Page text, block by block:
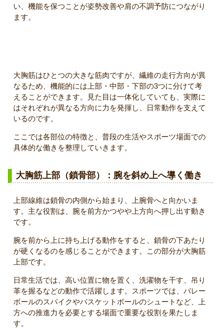
い、機能を保つことが姿勢改善や肩の不調予防につながり
ます。
大胸筋はひとつの大きな筋肉ですが、繊維の走行方向が異
なるため、機能的には上部・中部・下部の3つに分けて考
えることができます。見た目は一体化していても、実際に
はそれぞれが異なる方向に力を発揮し、日常動作を支えて
いるのです。
ここでは各部位の特徴と、普段の生活やスポーツ場面での
具体的な働きを整理していきます。
大胸筋上部（鎖骨部）：腕を斜め上へ導く働き
上部線維は鎖骨の内側から始まり、上腕骨へと向かいま
す。主な役割は、腕を前方かつやや上方向へ押し出す動き
です。
腕を前から上に持ち上げる動作をすると、鎖骨の下あたり
が硬くなるのを感じることができます。この部分が大胸筋
上部です。
日常生活では、高い位置に物を置く、洗濯物を干す、吊り
革を握るなどの動作で活躍します。スポーツでは、バレー
ボールのスパイクやバスケットボールのシュートなど、上
方への推進力を必要とする場面で重要な役割を果たしま
す。